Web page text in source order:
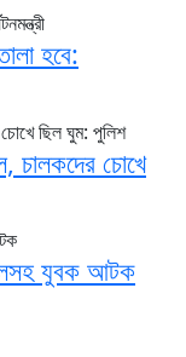
হবে:
চালকদের চোখে
যুবক আটক